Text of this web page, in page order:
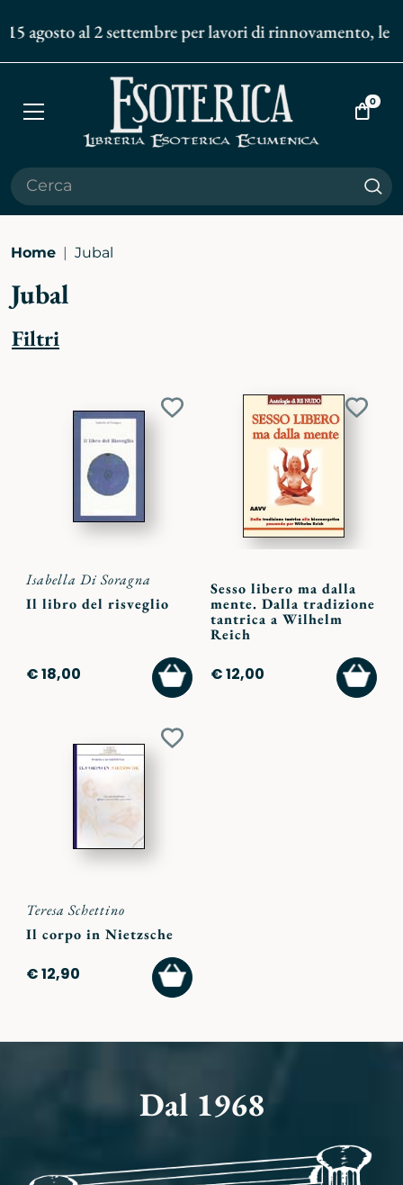
agosto al 2 settembre per lavori di rinnovamento,
Apri
Vai
0
Home Jubal
Jubal
Filtri
Aggiungi
Isabella Di Soragna
Il libro del risveglio
€ 18,00
AGGIUNGI
AL
CARRELLO
Sesso libero ma dalla
mente. Dalla tradizione
tantrica a Wilhelm
Reich
€ 12,00
AL
Aggiungi
Teresa Schettino
Il corpo in Nietzsche
€ 12,90
AGGIUNGI
AL
CARRELLO
Dal 1968